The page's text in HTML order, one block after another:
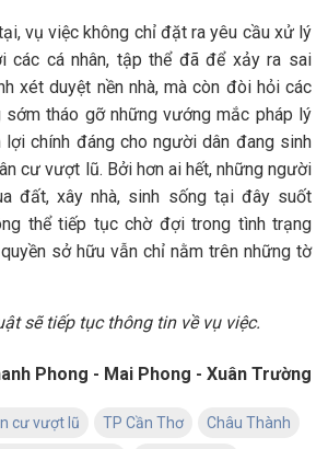
vụ việc không chỉ đặt ra yêu cầu xử lý
các cá nhân, tập thể đã để xảy ra sai
xét duyệt nền nhà, mà còn đòi hỏi các
sớm tháo gỡ những vướng mắc pháp lý
chính đáng cho người dân đang sinh
cư vượt lũ. Bởi hơn ai hết, những người
đất, xây nhà, sinh sống tại đây suốt
thể tiếp tục chờ đợi trong tình trạng
sở hữu vẫn chỉ nằm trên những tờ
sẽ tiếp tục thông tin về vụ việc.
Phong - Mai Phong - Xuân Trường
cư vượt lũ TP Cần Thơ Châu Thành